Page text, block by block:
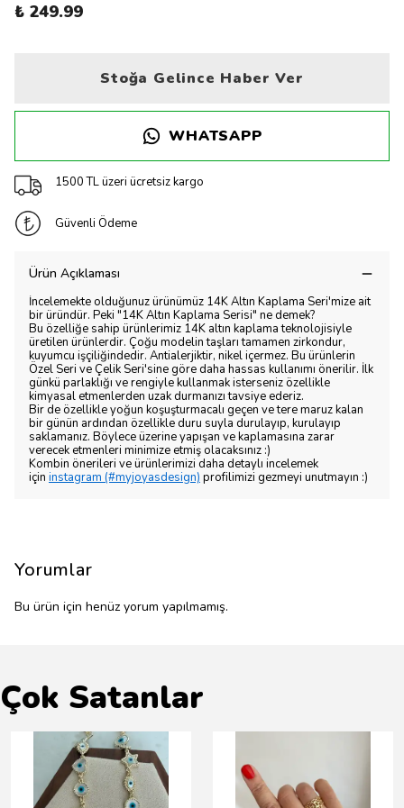
₺ 249.99
Stoğa Gelince Haber Ver
WHATSAPP
1500 TL üzeri ücretsiz kargo
Güvenli Ödeme
Ürün Açıklaması
İncelemekte olduğunuz ürünümüz 14K Altın Kaplama Seri'mize ait
bir üründür. Peki "14K Altın Kaplama Serisi" ne demek?
Bu özelliğe sahip ürünlerimiz 14K altın kaplama teknolojisiyle
üretilen ürünlerdir. Çoğu modelin taşları tamamen zirkondur,
kuyumcu işçiliğindedir. Antialerjiktir, nikel içermez. Bu ürünlerin
Özel Seri ve Çelik Seri'sine göre daha hassas kullanımı önerilir. İlk
günkü parlaklığı ve rengiyle kullanmak isterseniz özellikle
kimyasal etmenlerden uzak durmanızı tavsiye ederiz.
Bir de özellikle yoğun koşuşturmacalı geçen ve tere maruz kalan
bir günün ardından özellikle duru suyla durulayıp, kurulayıp
saklamanız. Böylece üzerine yapışan ve kaplamasına zarar
verecek etmenleri minimize etmiş olacaksınız :)
Kombin önerileri ve ürünlerimizi daha detaylı incelemek
için instagram (#myjoyasdesign) profilimizi gezmeyi unutmayın :)
Yorumlar
Bu ürün için henüz yorum yapılmamış.
Çok Satanlar